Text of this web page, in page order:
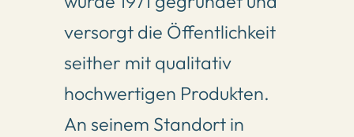
versorgt die Öffentlichkeit
seither mit qualitativ
hochwertigen Produkten.
An seinem Standort in